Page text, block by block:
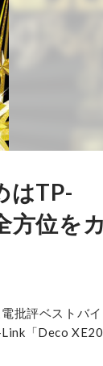
はTP-
方位を
批評ベストバイ
「Deco